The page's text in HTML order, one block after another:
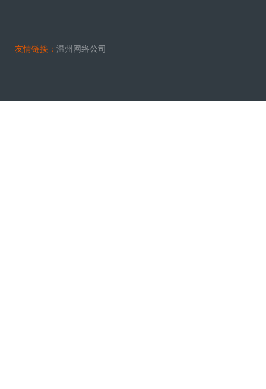
友情链接： 温州网络公司